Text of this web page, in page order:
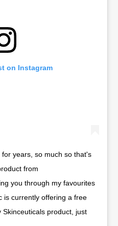
on Instagram
years, so much so that's
from
you through my favourites
is currently offering a free
product, just